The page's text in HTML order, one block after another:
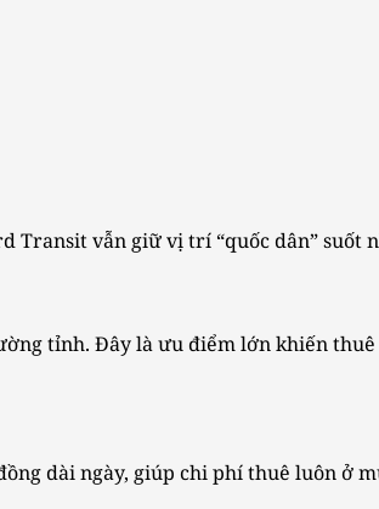
Transit vẫn giữ vị trí “quốc dân” suốt
tỉnh. Đây là ưu điểm lớn khiến
dài ngày, giúp chi phí thuê luôn ở